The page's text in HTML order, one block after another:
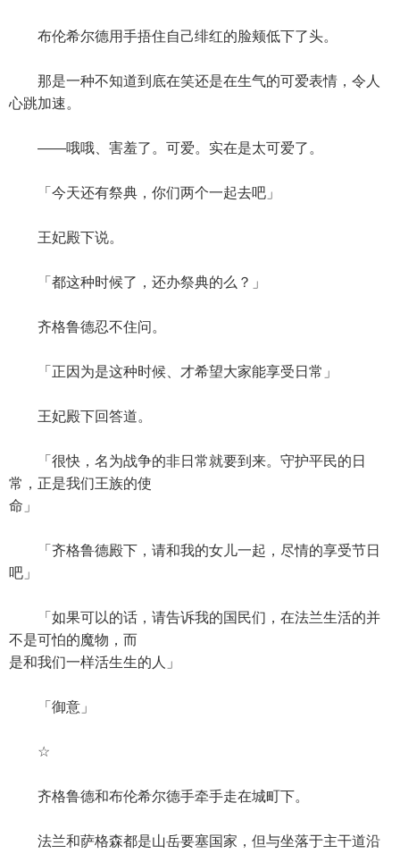
布伦希尔德用手捂住自己绯红的脸颊低下了头。
那是一种不知道到底在笑还是在生气的可爱表情，令人
心跳加速。
——哦哦、害羞了。可爱。实在是太可爱了。
「今天还有祭典，你们两个一起去吧」
王妃殿下说。
「都这种时候了，还办祭典的么？」
齐格鲁德忍不住问。
「正因为是这种时候、才希望大家能享受日常」
王妃殿下回答道。
「很快，名为战争的非日常就要到来。守护平民的日
常，正是我们王族的使
命」
「齐格鲁德殿下，请和我的女儿一起，尽情的享受节日
吧」
「如果可以的话，请告诉我的国民们，在法兰生活的并
不是可怕的魔物，而
是和我们一样活生生的人」
「御意」
☆
齐格鲁德和布伦希尔德手牵手走在城町下。
法兰和萨格森都是山岳要塞国家，但与坐落于主干道沿